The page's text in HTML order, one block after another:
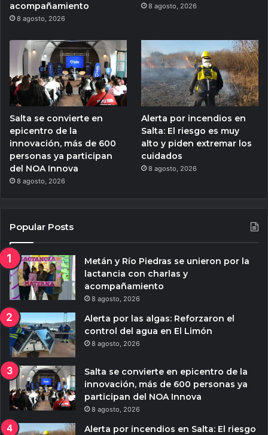
acompañamiento
8 agosto, 2026
8 agosto, 2026
Salta se convierte en
epicentro de la
innovación, más de 600
personas ya participan
del NOA Innova
8 agosto, 2026
Alerta por incendios en
Salta: El riesgo es muy
alto y piden extremar los
cuidados
8 agosto, 2026
Popular Posts
Metán y Río Piedras se unieron por la
lactancia con charlas y
acompañamiento
8 agosto, 2026
Alerta por las algas: Reforzaron el
control del agua en El Limón
8 agosto, 2026
Salta se convierte en epicentro de la
innovación, más de 600 personas ya
participan del NOA Innova
8 agosto, 2026
Alerta por incendios en Salta: El riesgo